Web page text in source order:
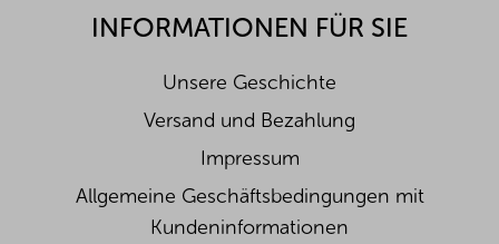
INFORMATIONEN FÜR SIE
Unsere Geschichte
Versand und Bezahlung
Impressum
Allgemeine Geschäftsbedingungen mit
Kundeninformationen